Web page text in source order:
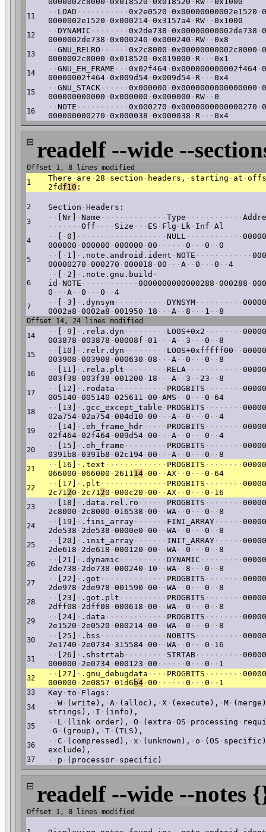
11 · · LOAD · · · · · · · · · · · 0x2e0520 · 0x00000000002e1520 ·
0000002e1520 · 0x000214 · 0x3157a4 · RW · · 0x1000
12 · · DYNAMIC · · · · · · · · 0x2de738 · 0x00000000002de738 ·
0000002de738 · 0x000240 · 0x000240 · RW · · 0x8
13 · · GNU_RELRO · · · · · · 0x2c8000 · 0x00000000002c8000 ·
0000002c8000 · 0x018520 · 0x019000 · R · · · 0x1
14 · · GNU_EH_FRAME · · · 0x02f464 · 0x000000000002f464 ·
00000002f464 · 0x009d54 · 0x009d54 · R · · · 0x4
15 · · GNU_STACK · · · · · · 0x000000 · 0x0000000000000000 ·
000000000000 · 0x000000 · 0x000000 · RW · · 0
16 · · NOTE · · · · · · · · · · · 0x000270 · 0x0000000000000270 ·
000000000270 · 0x000038 · 0x000038 · R · · · 0x4
⊟ readelf --wide --
Offset 1, 8 lines modified
1
There · are · 28 · section · headers, · starting · at ·
2fd f10 :
2 Section · Headers:
3 · · [Nr] · Name · · · · · · · · · · · · · · Type · · · · · · · · · · · ·
· · · · · · · Off · · · · Size · · · ES · Flg · Lk · Inf · Al
4 · · · 0] · · · · · · · · · · · · · · · · · · · NULL · · · · · · · · · · · ·
000000 · 000000 · 000000 · 00 · · · · · · 0 · · · 0 · · 0
5 · · · 1] · .note.android.ident · NOTE · · · · · · · · · · · ·
00000270 · 000270 · 000018 · 00 · · · A · · 0 · · · 0 · · 4
6
· · · 2] · .note.gnu.build-
id · NOTE · · · · · · · · · · · · 0000000000000288 · 000288 ·
0 · · · A · · 0 · · · 0 · · 4
7 · · · 3] · .dynsym · · · · · · · · · · · DYNSYM · · · · · · · · · ·
0002a8 · 0002a8 · 001950 · 18 · · · A · · 8 · · · 1 · · 8
Offset 14, 24 lines modified
14
· · · 9] · .rela.dyn · · · · · · · · · LOOS+0x2 · · · · · · · ·
003878 · 003878 · 00008f · 01 · · · A · · 3 · · · 0 · · 8
15 · · [10] · .relr.dyn · · · · · · · · · LOOS+0xfffff00 · ·
003908 · 003908 · 000630 · 08 · · · A · · 0 · · · 0 · · 8
16 · · [11] · .rela.plt · · · · · · · · · RELA · · · · · · · · · · · ·
003f38 · 003f38 · 001200 · 18 · · · A · · 3 · · 23 · · 8
17 · · [12] · .rodata · · · · · · · · · · · PROGBITS · · · · · · · ·
005140 · 005140 · 025611 · 00 · AMS · · 0 · · · 0 · 64
18 · · [13] · .gcc_except_table · PROGBITS · · · · · · · ·
02a754 · 02a754 · 004d10 · 00 · · · A · · 0 · · · 0 · · 4
19 · · [14] · .eh_frame_hdr · · · · · PROGBITS · · · · · · · ·
02f464 · 02f464 · 009d54 · 00 · · · A · · 0 · · · 0 · · 4
20 · · [15] · .eh_frame · · · · · · · · · PROGBITS · · · · · · · ·
0391b8 · 0391b8 · 02c194 · 00 · · · A · · 0 · · · 0 · · 8
21 · · [16] · .text · · · · · · · · · · · · · PROGBITS · · · · · · · ·
066000 · 066000 · 261114 · 00 · · AX · · 0 · · · 0 · 64
22 · · [17] · .plt · · · · · · · · · · · · · · PROGBITS · · · · · · · ·
2c7120 · 2c7120 · 000c20 · 00 · · AX · · 0 · · · 0 · 16
23 · · [18] · .data.rel.ro · · · · · · PROGBITS · · · · · · · ·
2c8000 · 2c8000 · 016538 · 00 · · WA · · 0 · · · 0 · · 8
24 · · [19] · .fini_array · · · · · · · FINI_ARRAY · · · · · ·
2de538 · 2de538 · 0000e0 · 00 · · WA · · 0 · · · 0 · · 8
25 · · [20] · .init_array · · · · · · · INIT_ARRAY · · · · · ·
2de618 · 2de618 · 000120 · 00 · · WA · · 0 · · · 0 · · 8
26 · · [21] · .dynamic · · · · · · · · · · DYNAMIC · · · · · · · · ·
2de738 · 2de738 · 000240 · 10 · · WA · · 8 · · · 0 · · 8
27 · · [22] · .got · · · · · · · · · · · · · · PROGBITS · · · · · · · ·
2de978 · 2de978 · 001590 · 00 · · WA · · 0 · · · 0 · · 8
28 · · [23] · .got.plt · · · · · · · · · · PROGBITS · · · · · · · ·
2dff08 · 2dff08 · 000618 · 00 · · WA · · 0 · · · 0 · · 8
29 · · [24] · .data · · · · · · · · · · · · · PROGBITS · · · · · · · ·
2e1520 · 2e0520 · 000214 · 00 · · WA · · 0 · · · 0 · · 8
30 · · [25] · .bss · · · · · · · · · · · · · · NOBITS · · · · · · · · · ·
2e1740 · 2e0734 · 315584 · 00 · · WA · · 0 · · · 0 · 16
31 · · [26] · .shstrtab · · · · · · · · · STRTAB · · · · · · · · · ·
000000 · 2e0734 · 000123 · 00 · · · · · · 0 · · · 0 · · 1
32 · · [27] · .gnu_debugdata · · · · PROGBITS · · · · · · · ·
000000 · 2e0857 · 01d6 b4 · 00 · · · · · · 0 · · · 0 · · 1
33 Key · to · Flags:
34 · · W · (write), · A · (alloc), · X · (execute), · M ·
strings), · I · (info),
35 · · L · (link · order), · O · (extra · OS · processing ·
· G · (group), · T · (TLS),
36 · · C · (compressed), · x · (unknown), · o · (OS ·
exclude),
37 · · p · (processor · specific)
⊟ readelf --wide --notes
Offset 1, 8 lines modified